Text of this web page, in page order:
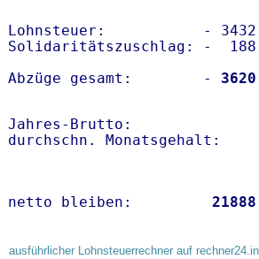
Lohnsteuer:           -
Solidaritätszuschlag: -
Abzüge gesamt:        -
Jahres-Brutto:
netto bleiben:
ausführlicher Lohnsteuerrechner auf